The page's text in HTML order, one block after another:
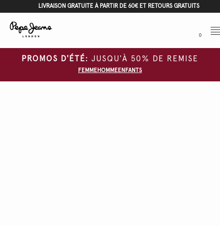
LIVRAISON GRATUITE À PARTIR DE 60€ ET RETOURS GRATUITS
0
PROMOS D'ÉTÉ: JUSQU'À 50% DE REMISE
FEMMEHOMMEENFANTS